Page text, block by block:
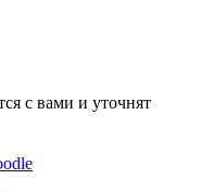
с вами и уточнят